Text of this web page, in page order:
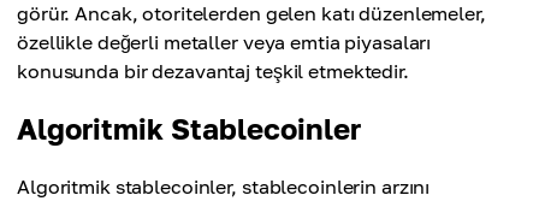
görür. Ancak, otoritelerden gelen katı düzenlemeler,
özellikle değerli metaller veya emtia piyasaları
konusunda bir dezavantaj teşkil etmektedir.
Algoritmik Stablecoinler
Algoritmik stablecoinler, stablecoinlerin arzını